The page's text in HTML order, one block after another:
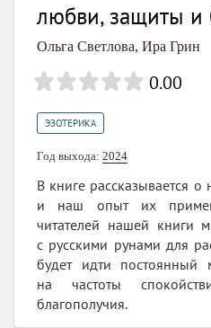
любви, защиты и
Ольга Светлова, Ира Грин
0.00
ЭЗОТЕРИКА
Год выхода: 2024
В книге рассказывается о
и наш опыт их
читателей нашей книги
с русскими рунами для
будет идти
на частоты
благополучия.